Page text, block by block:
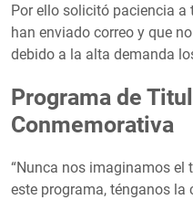
Por ello solicitó paciencia
han enviado correo y que
debido a la alta demanda
Programa de
Conmemorativa
“Nunca nos imaginamos el
este programa, ténganos la